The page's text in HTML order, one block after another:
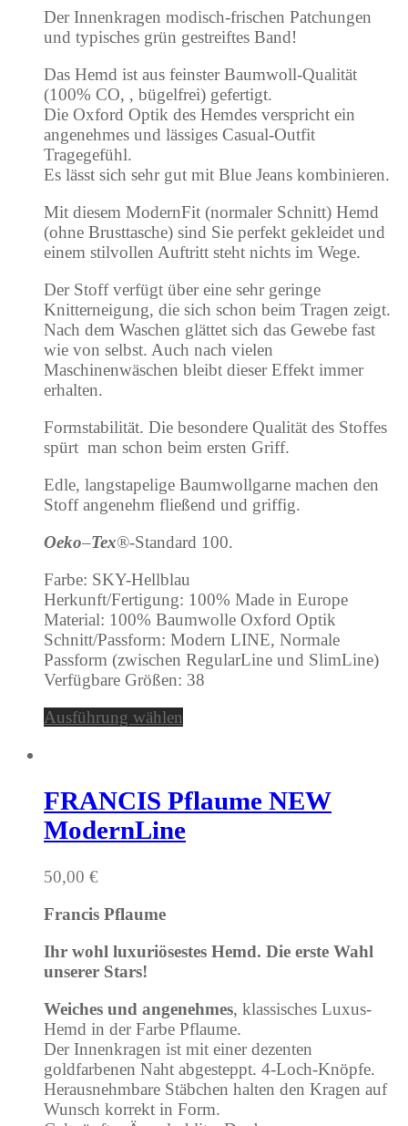
Der Innenkragen modisch-frischen Patchungen
und typisches grün gestreiftes Band!
Das Hemd ist aus feinster Baumwoll-Qualität
(100% CO, , bügelfrei) gefertigt.
Die Oxford Optik des Hemdes verspricht ein
angenehmes und lässiges Casual-Outfit
Tragegefühl.
Es lässt sich sehr gut mit Blue Jeans kombinieren.
Mit diesem ModernFit (normaler Schnitt) Hemd
(ohne Brusttasche) sind Sie perfekt gekleidet und
einem stilvollen Auftritt steht nichts im Wege.
Der Stoff verfügt über eine sehr geringe
Knitterneigung, die sich schon beim Tragen zeigt.
Nach dem Waschen glättet sich das Gewebe fast
wie von selbst. Auch nach vielen
Maschinenwäschen bleibt dieser Effekt immer
erhalten.
Formstabilität. Die besondere Qualität des Stoffes
spürt man schon beim ersten Griff.
Edle, langstapelige Baumwollgarne machen den
Stoff angenehm fließend und griffig.
Oeko–Tex®-Standard 100.
Farbe: SKY-Hellblau
Herkunft/Fertigung: 100% Made in Europe
Material: 100% Baumwolle Oxford Optik
Schnitt/Passform: Modern LINE, Normale
Passform (zwischen RegularLine und SlimLine)
Verfügbare Größen: 38
Ausführung wählen
FRANCIS Pflaume NEW
ModernLine
50,00 €
Francis Pflaume
Ihr wohl luxuriösestes Hemd. Die erste Wahl
unserer Stars!
Weiches und angenehmes, klassisches Luxus-
Hemd in der Farbe Pflaume.
Der Innenkragen ist mit einer dezenten
goldfarbenen Naht abgesteppt. 4-Loch-Knöpfe.
Herausnehmbare Stäbchen halten den Kragen auf
Wunsch korrekt in Form.